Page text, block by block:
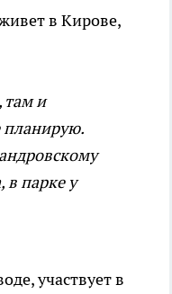
в Кирове,
там и
планирую.
в парке у
участвует в